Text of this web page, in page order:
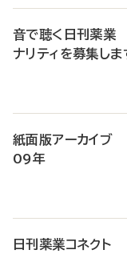
音で聴く日刊薬
ナリティを募集しま
紙面版アーカイ
09年
日刊薬業コネク